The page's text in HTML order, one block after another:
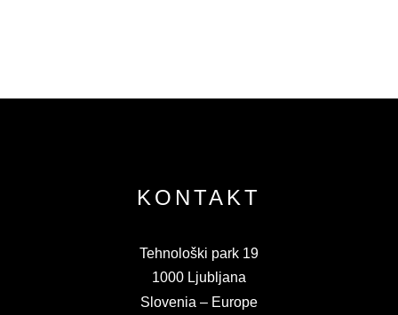
KONTAKT
Tehnološki park 19
1000 Ljubljana
Slovenia – Europe